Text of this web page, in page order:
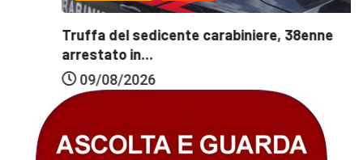
Truffa del sedicente carabiniere, 38enne
arrestato in...
09/08/2026